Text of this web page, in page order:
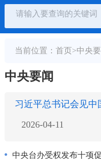
当前位置： 首页>中央
中央要闻
习近平总书记会见
2026-04-11
中央台办受权发布十项